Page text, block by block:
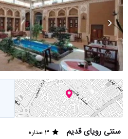
سنتی رویای قدیم
3 ستاره